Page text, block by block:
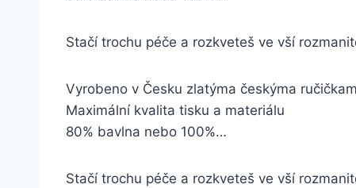
Stačí trochu péče a rozkveteš ve vší
Vyrobeno v Česku zlatýma českýma
Maximální kvalita tisku a materiálu
80% bavlna nebo 100%…
Stačí trochu péče a rozkveteš ve vší